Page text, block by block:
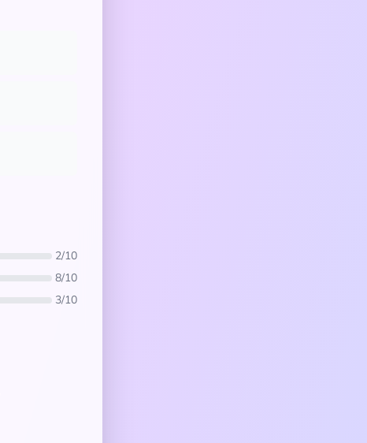
2/10
8/10
3/10